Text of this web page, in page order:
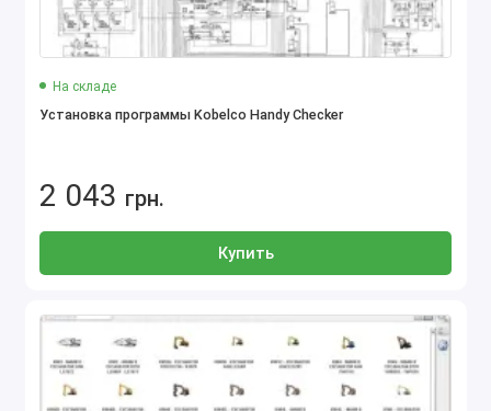
На складе
Установка программы Kobelco Handy Checker
2 043 грн.
Купить